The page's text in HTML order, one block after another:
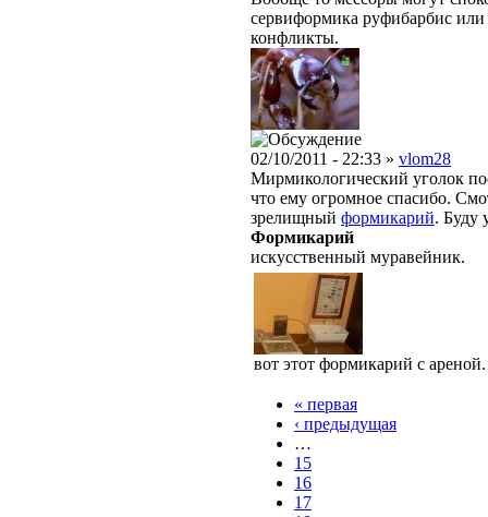
сервиформика руфибарбис
конфликты.
02/10/2011 - 22:33 » vlom28
Мирмикологический уголок
что ему огромное спасибо.
зрелищный формикарий. Буду
Формикарий
искусственный муравейник.
вот этот формикарий с ареной.
« первая
‹ предыдущая
…
15
16
17